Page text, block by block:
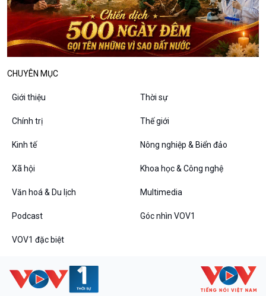
Podcast
Góc nhìn VOV1
Bình luận
10 phút Sự kiện - Luận bàn
Đối thoại
Diễn đàn chủ nhật
Chuyện đêm
Thanh âm ký sự
Chân dung cuộc sống
CHUYÊN MỤC
Giới thiệu Thời sự
Chính trị Thế giới
Kinh tế Nông nghiệp & Biển đảo
Xã hội Khoa học & Công nghệ
Văn hoá & Du lịch Multimedia
Podcast Góc nhìn VOV1
VOV1 đặc biệt